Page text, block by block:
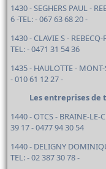
1430 - SEGHERS PAUL -
6 -TEL: - 067 63 68 20 -
1430 - CLAVIE S -
TEL: - 0471 31 54 36
1435 - HAULOTTE - MONT-
- 010 61 12 27 -
Les entreprises de
1440 - OTCS - BRAINE-LE-
39 17 - 0477 94 30 54
1440 - DELIGNY
TEL: - 02 387 30 78 -